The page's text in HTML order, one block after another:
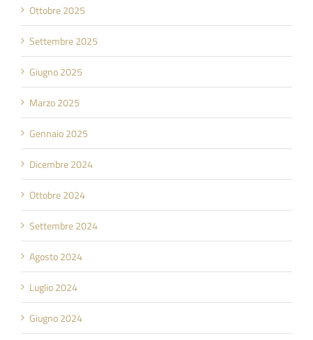
Ottobre 2025
Settembre 2025
Giugno 2025
Marzo 2025
Gennaio 2025
Dicembre 2024
Ottobre 2024
Settembre 2024
Agosto 2024
Luglio 2024
Giugno 2024